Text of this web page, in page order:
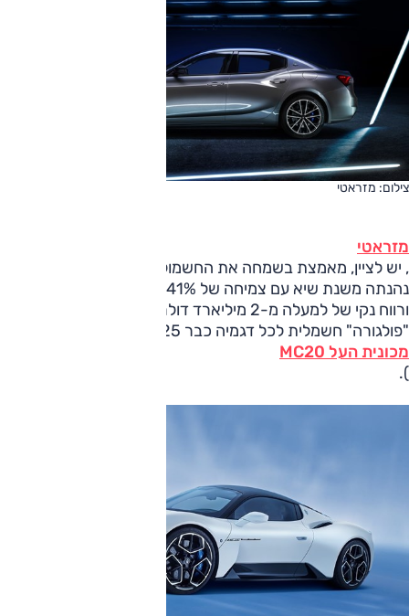
צילום: מזראטי
מזראטי
ורווח נקי של למעלה מ-2 מיליארד דולר, מתכננת להציע גרסה
"פולגורה" חשמלית לכל דגמיה כבר 2025 (כן, כולל ל
מכונית העל MC20
).